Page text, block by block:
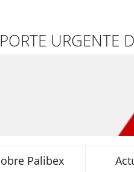
URGENTE
Palibex